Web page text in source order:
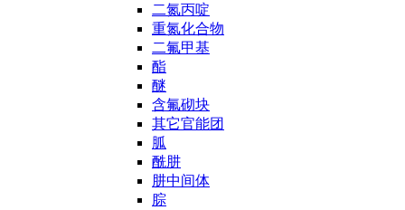
二氮丙啶
重氮化合物
二氟甲基
酯
醚
含氟砌块
其它官能团
胍
酰肼
肼中间体
腙